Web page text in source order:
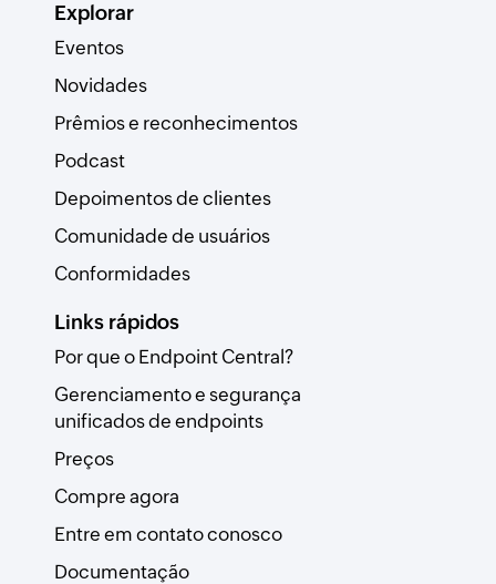
Explorar
Eventos
Novidades
Prêmios e reconhecimentos
Podcast
Depoimentos de clientes
Comunidade de usuários
Conformidades
Links rápidos
Por que o Endpoint Central?
Gerenciamento e segurança
unificados de endpoints
Preços
Compre agora
Entre em contato conosco
Documentação